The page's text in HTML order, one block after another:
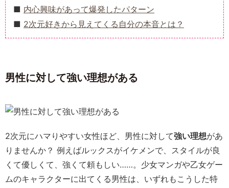
内心興味があって爆発したパターン
2次元好きから見えてくる自分の本音とは？
男性に対して強い理想がある
2次元にハマりやすい女性ほど、男性に対して強い理想があ
りませんか？ 例えばルックスがイケメンで、スタイルが良
くて優しくて、強くて頼もしい……。少女マンガや乙女ゲー
ムのキャラクターに出てくる男性は、いずれもこうした特